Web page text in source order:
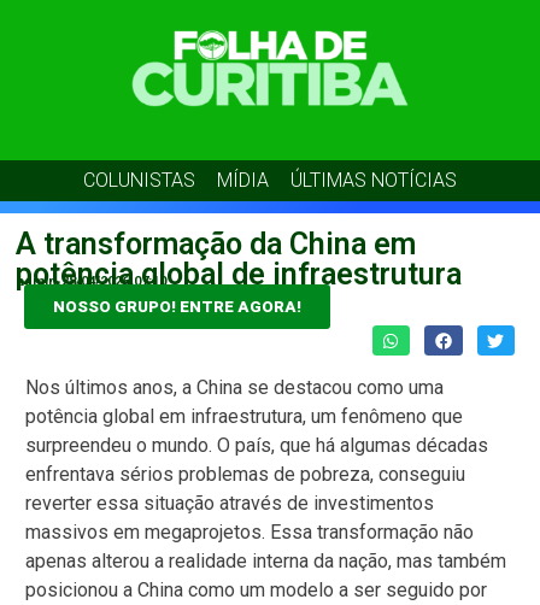
COLUNISTAS MÍDIA ÚLTIMAS NOTÍCIAS
A transformação da China em
potência global de infraestrutura
admin 28/04/2026 07:10
NOSSO GRUPO! ENTRE AGORA!
Nos últimos anos, a China se destacou como uma
potência global em infraestrutura, um fenômeno que
surpreendeu o mundo. O país, que há algumas décadas
enfrentava sérios problemas de pobreza, conseguiu
reverter essa situação através de investimentos
massivos em megaprojetos. Essa transformação não
apenas alterou a realidade interna da nação, mas também
posicionou a China como um modelo a ser seguido por